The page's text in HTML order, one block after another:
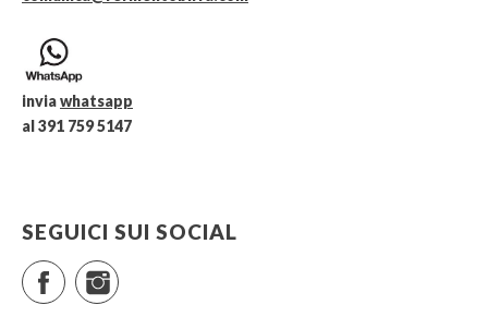
inviawhatsapp
al 391 759 5147
SEGUICI SUI SOCIAL
FacebookInstagram